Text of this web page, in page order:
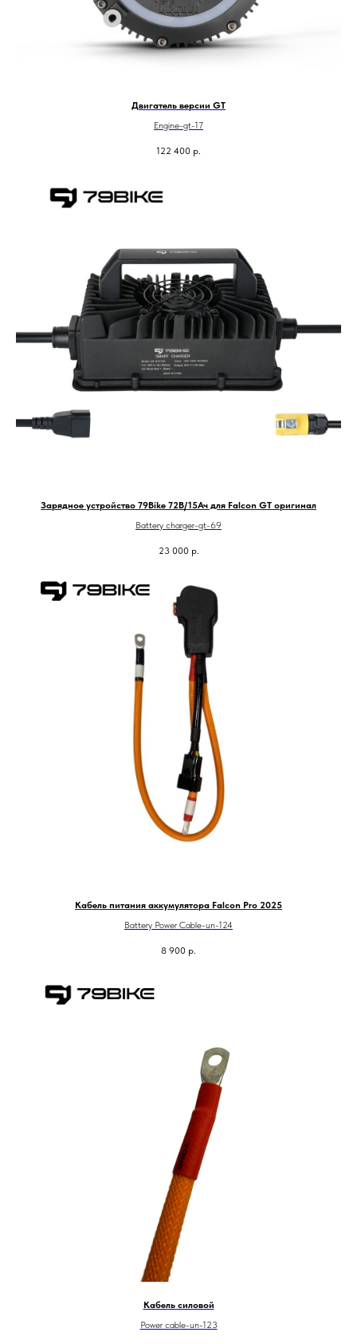
Двигатель версии GT
Engine-gt-17
122 400 р.
Зарядное устройство 79Bike 72В/15Ач для Falcon GT оригинал
Battery charger-gt-69
23 000 р.
Кабель питания аккумулятора Falcon Pro 2025
Battery Power Cable-un-124
8 900 р.
Кабель силовой
Power cable-un-123